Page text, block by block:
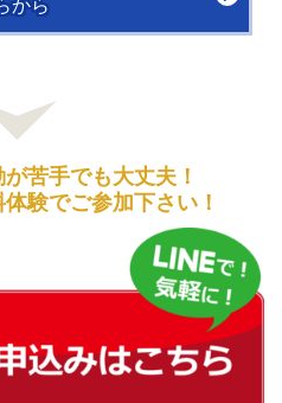
から
苦手でも大丈夫！
験でご参加下さい！